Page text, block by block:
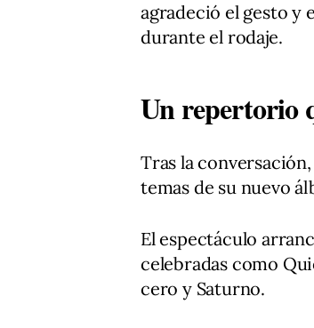
agradeció el gesto y
durante el rodaje.
Un repertorio
Tras la
temas de su nuevo
El espectáculo
celebradas como
cero y Saturno.